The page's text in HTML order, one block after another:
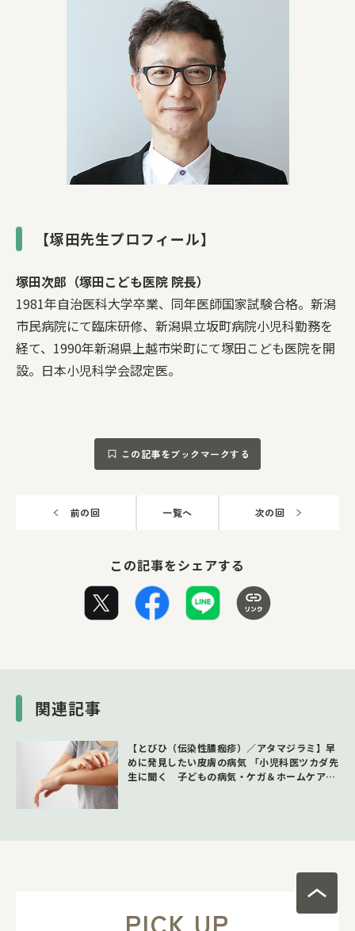
【塚田先生プロフィール】
塚田次郎（塚田こども医院 院長）
1981年自治医科大学卒業、同年医師国家試験合格。新潟
市民病院にて臨床研修、新潟県立坂町病院小児科勤務を
経て、1990年新潟県上越市栄町にて塚田こども医院を開
設。日本小児科学会認定医。
この記事をブックマークする
前の回 一覧へ 次の回
この記事をシェアする
関連記事
【とびひ（伝染性膿痂疹）／アタマジラミ】早
めに発見したい皮膚の病気 「小児科医ツカダ先
生に聞く 子どもの病気・ケガ＆ホームケア」
PICK UP